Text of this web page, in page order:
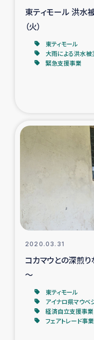
ガザ空爆被災
ガザ地区に
ガザ地区酪農
ふりかけ普及
東ティモール 洪水
（火）
東ティモール
大雨による洪水
緊急支援事業
2020.03.31
コカマウとの深煎
～
東ティモール
アイナロ県マウ
経済自立支援事業
フェアトレード事業